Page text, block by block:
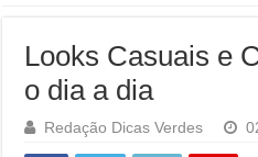
Você sabe o que é uma
Carta Psicografada de
Grávida pode comer picles e
Looks Casuais e
o dia a dia
Redação Dicas Verdes